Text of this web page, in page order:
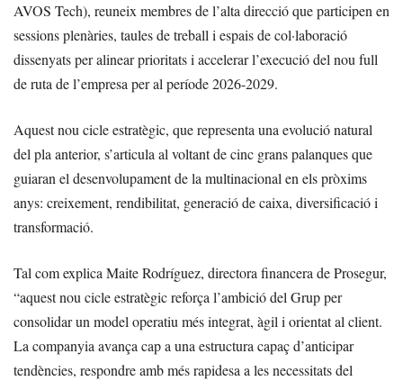
AVOS Tech), reuneix membres de l’alta direcció que participen en
sessions plenàries, taules de treball i espais de col·laboració
dissenyats per alinear prioritats i accelerar l’execució del nou full
de ruta de l’empresa per al període 2026-2029.
Aquest nou cicle estratègic, que representa una evolució natural
del pla anterior, s’articula al voltant de cinc grans palanques que
guiaran el desenvolupament de la multinacional en els pròxims
anys: creixement, rendibilitat, generació de caixa, diversificació i
transformació.
Tal com explica Maite Rodríguez, directora financera de Prosegur,
“aquest nou cicle estratègic reforça l’ambició del Grup per
consolidar un model operatiu més integrat, àgil i orientat al client.
La companyia avança cap a una estructura capaç d’anticipar
tendències, respondre amb més rapidesa a les necessitats del